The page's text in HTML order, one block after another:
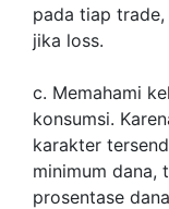
pada tiap
jika loss.
c. Memahami
konsumsi.
karakter
minimum dana,
prosentase